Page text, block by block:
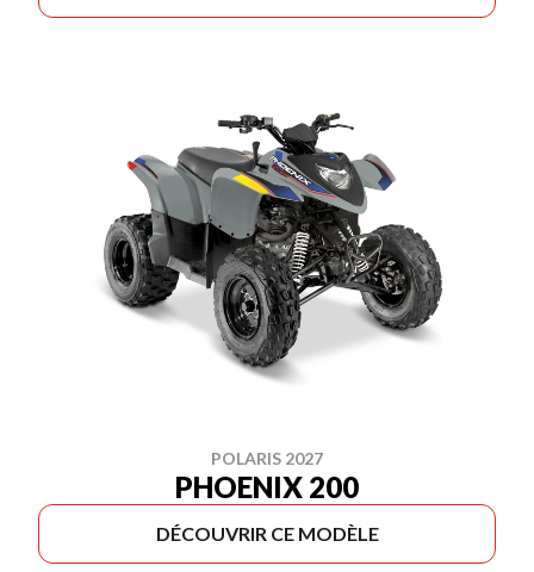
POLARIS 2027
PHOENIX 200
DÉCOUVRIR CE MODÈLE